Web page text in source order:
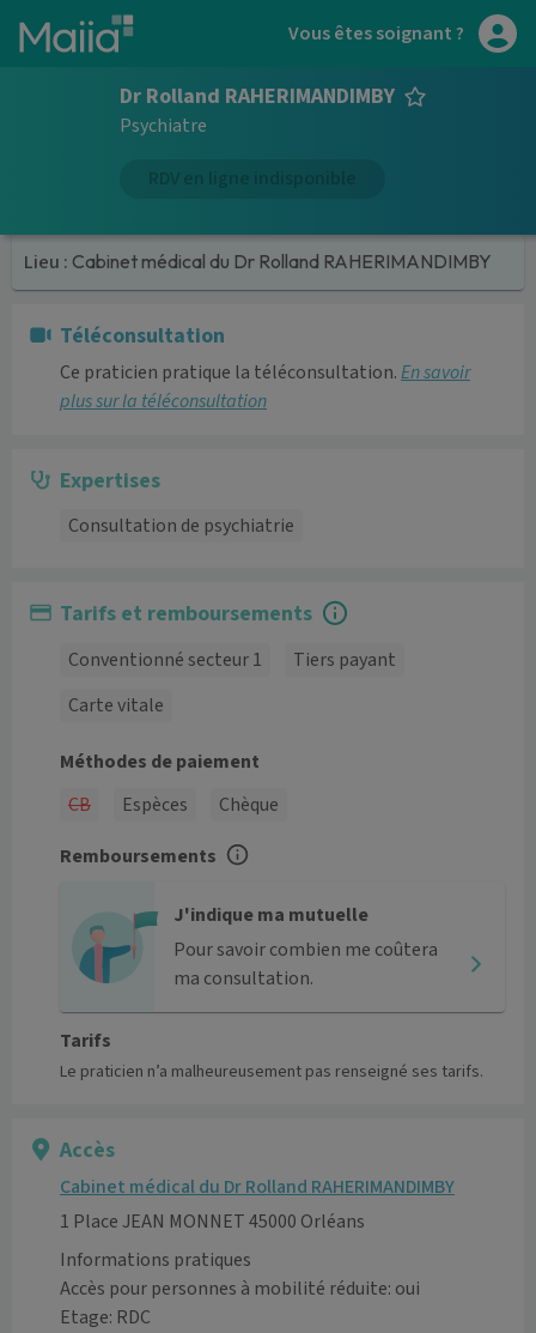
Aller au contenu principal Vous êtes soignant ?
Dr Rolland RAHERIMANDIMBY
Psychiatre
Lieu : Cabinet médical du Dr Rolland RAHERIMANDIMBY
Téléconsultation
Ce praticien pratique la téléconsultation.En savoir
plus sur la téléconsultation
Expertises
Consultation de psychiatrie
Tarifs et remboursements
Conventionné secteur 1
Tiers payant
Carte vitale
Méthodes de paiement
CB
Espèces
Chèque
Remboursements
J'indique ma mutuelle
Pour savoir combien me coûtera
ma consultation.
Tarifs
Le praticien n’a malheureusement pas renseigné ses tarifs.
Accès
Cabinet médical du Dr Rolland RAHERIMANDIMBY
1 Place JEAN MONNET 45000 Orléans
Informations pratiques
Accès pour personnes à mobilité réduite: oui
Etage: RDC